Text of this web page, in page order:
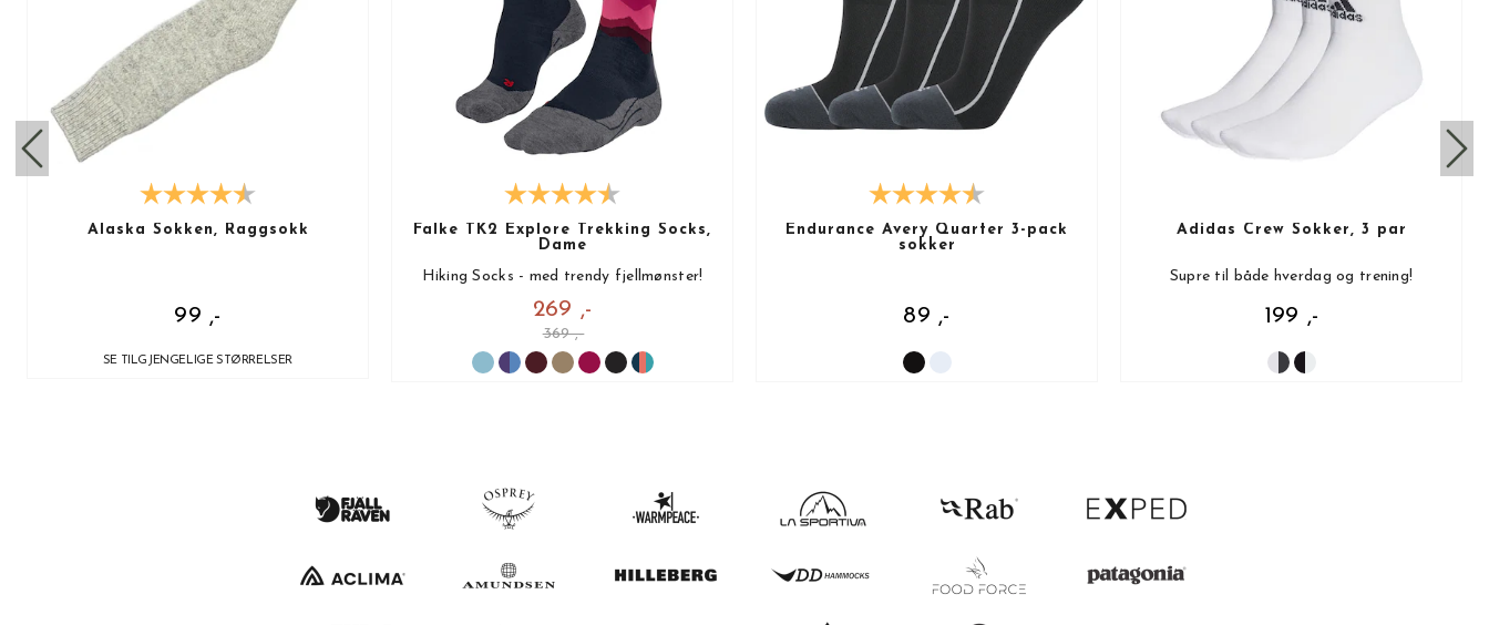
Alaska Sokken, Raggsokk
99 ,-
SE TILGJENGELIGE STØRRELSER
Falke TK2 Explore Trekking Socks,
Dame
Hiking Socks - med trendy fjellmønster!
269 ,-
369 ,-
Endurance Avery Quarter 3-pack
sokker
89 ,-
Adidas Crew Sokker, 3 par
Supre til både hverdag og trening!
199 ,-